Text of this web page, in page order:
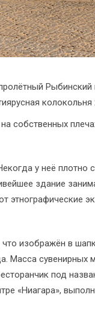
собственных
у неё
здание
изображён в
Масса сувенирных
под
«Ниагара»,